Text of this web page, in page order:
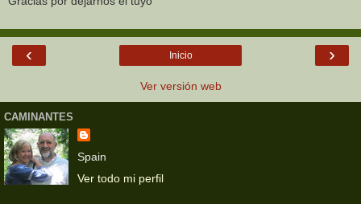
‹ ›
Inicio
Ver versión web
CAMINANTES
Spain
Ver todo mi perfil